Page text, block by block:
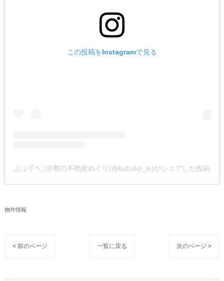
この投稿をInstagramで見る
ぶぶ子➴⡱京都の不動産めぐり(@bubuko_ie)がシェアした投稿
物件情報
< 前のページ 一覧に戻る 次のページ >